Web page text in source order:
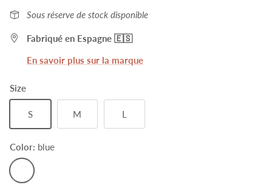
Sous réserve de stock disponible
Fabriqué en Espagne 🇪🇸
En savoir plus sur la marque
Size
S M L
Color: blue
blue